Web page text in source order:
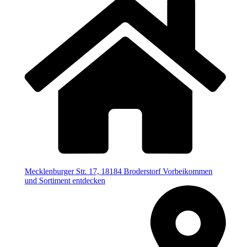
Mecklenburger Str. 17, 18184 Broderstorf Vorbeikommen
und Sortiment entdecken